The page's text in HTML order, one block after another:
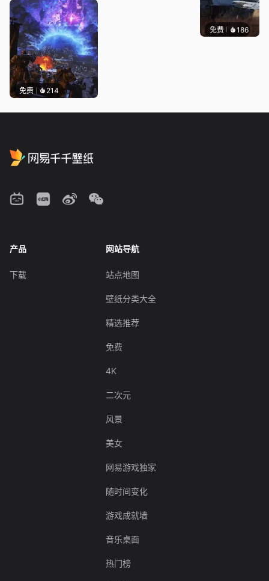
免费 214
免费 186
产品
下载
网站导航
站点地图
壁纸分类大全
精选推荐
免费
4K
二次元
风景
美女
网易游戏独家
随时间变化
游戏成就墙
音乐桌面
热门榜